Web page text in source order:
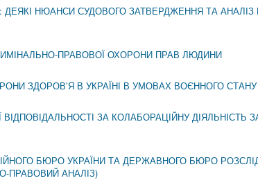
НЮАНСИ СУДОВОГО ЗАТВЕРДЖЕННЯ ТА
ПРАВОВОЇ ОХОРОНИ ПРАВ ЛЮДИНИ
ЗДОРОВ’Я В УКРАЇНІ В УМОВАХ ВОЄННОГО СТАНУ
ЗА КОЛАБОРАЦІЙНУ ДІЯЛЬНІСТЬ
БЮРО УКРАЇНИ ТА ДЕРЖАВНОГО БЮРО
ПРАВОВИЙ АНАЛІЗ)